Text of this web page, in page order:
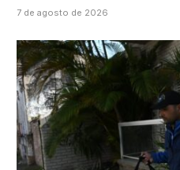
7 de agosto de 2026